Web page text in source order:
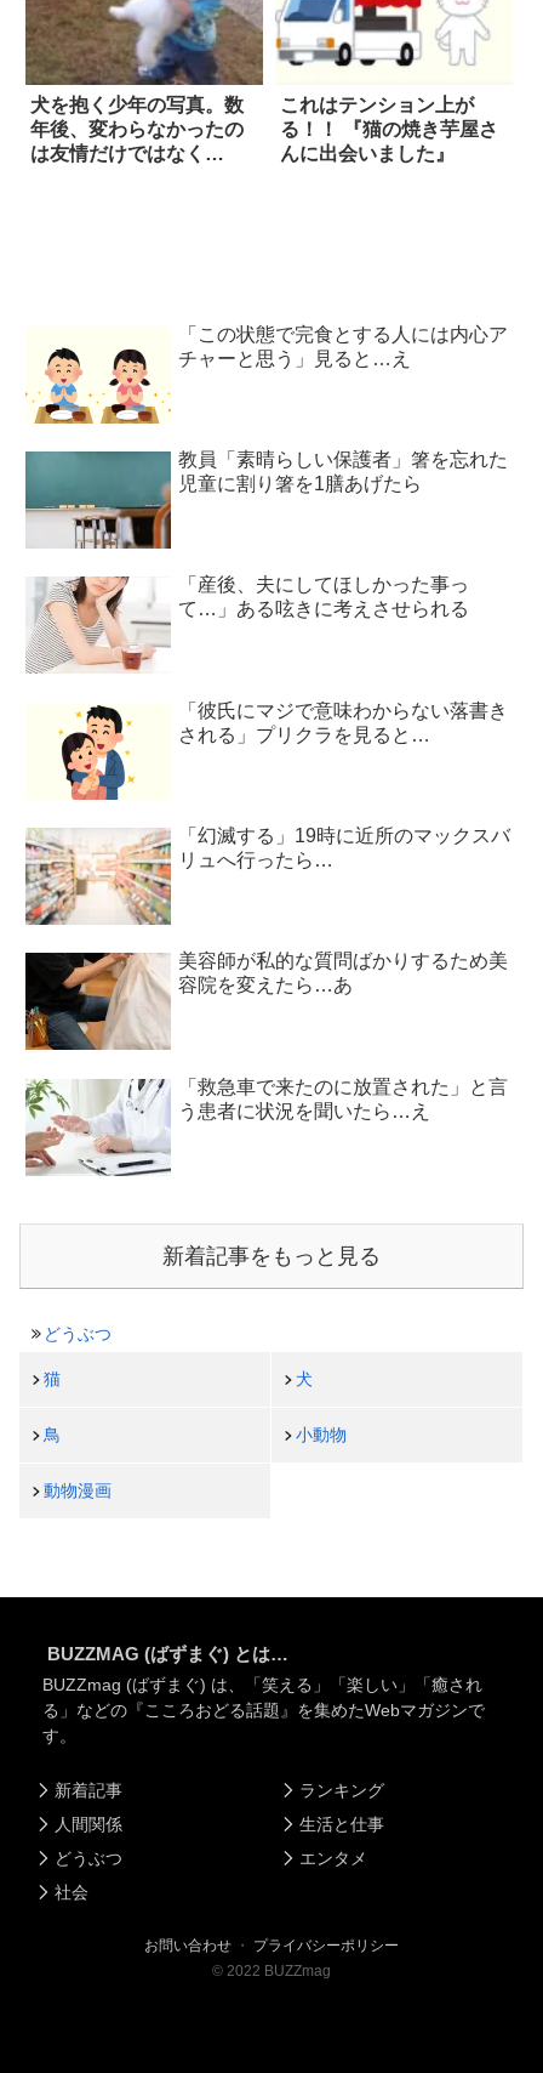
犬を抱く少年の写真。数
年後、変わらなかったの
は友情だけではなく…
これはテンション上が
る！！ 『猫の焼き芋屋さ
んに出会いました』
「この状態で完食とする人には内心ア
チャーと思う」見ると…え
教員「素晴らしい保護者」箸を忘れた
児童に割り箸を1膳あげたら
「産後、夫にしてほしかった事っ
て…」ある呟きに考えさせられる
「彼氏にマジで意味わからない落書き
される」プリクラを見ると…
「幻滅する」19時に近所のマックスバ
リュへ行ったら…
美容師が私的な質問ばかりするため美
容院を変えたら…あ
「救急車で来たのに放置された」と言
う患者に状況を聞いたら…え
新着記事をもっと見る
どうぶつ
猫 犬
鳥 小動物
動物漫画
BUZZMAG (ばずまぐ) とは…
BUZZmag (ばずまぐ) は、「笑える」「楽しい」「癒され
る」などの『こころおどる話題』を集めたWebマガジンで
す。
新着記事
人間関係
どうぶつ
社会
ランキング
生活と仕事
エンタメ
お問い合わせ ・ プライバシーポリシー
© 2022 BUZZmag